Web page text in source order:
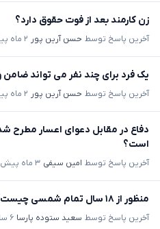
زن کارمند بعد از فوت حقوق دارد؟
آخرین پاسخ توسط حسن آرین پور ۲ ماه پیش
یک فرد برای چند نفر می تواند ضامن
آخرین پاسخ توسط حسن آرین پور ۲ ماه پیش
دفاع در مقابل دعوای اعسار مطرح
است؟
آخرین پاسخ توسط امین سیفی ۳ ماه پیش
منظور از ۱۸ سال تمام شمسی چیست؟
آخرین پاسخ توسط سعید ستوده پارسا ۶ سال پیش